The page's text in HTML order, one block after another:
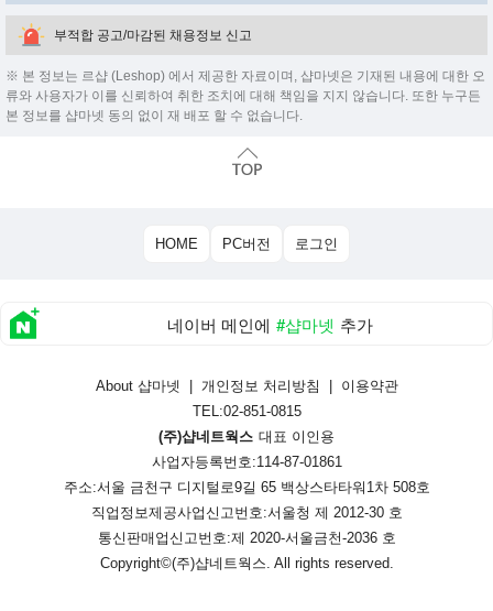
부적합 공고/마감된 채용정보 신고
※ 본 정보는 르샵 (Leshop) 에서 제공한 자료이며, 샵마넷은 기재된 내용에 대한 오
류와 사용자가 이를 신뢰하여 취한 조치에 대해 책임을 지지 않습니다. 또한 누구든
본 정보를 샵마넷 동의 없이 재 배포 할 수 없습니다.
HOME PC버전 로그인
네이버 메인에 #샵마넷 추가
About 샵마넷 개인정보 처리방침
이용약관
TEL:02-851-0815
(주)샵네트웍스 대표 이인용
사업자등록번호:114-87-01861
주소:서울 금천구 디지털로9길 65 백상스타타워1차 508호
직업정보제공사업신고번호:서울청 제 2012-30 호
통신판매업신고번호:제 2020-서울금천-2036 호
Copyright©(주)샵네트웍스. All rights reserved.